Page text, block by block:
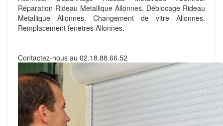
Réparation Rideau Metallique Allonnes. Déblocage Rideau
Metallique Allonnes. Changement de vitre Allonnes.
Remplacement fenetres Allonnes.
Contactez-nous au 02.18.88.66.52